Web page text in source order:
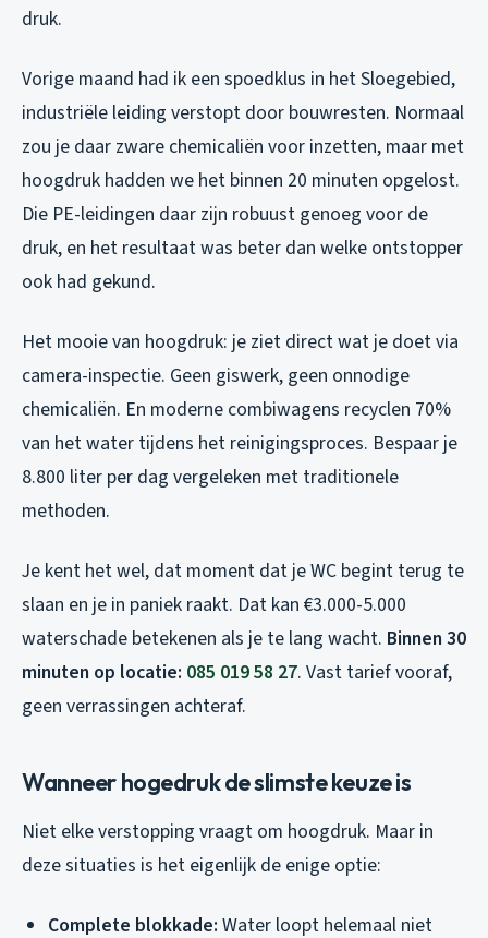
druk.
Vorige maand had ik een spoedklus in het Sloegebied,
industriële leiding verstopt door bouwresten. Normaal
zou je daar zware chemicaliën voor inzetten, maar met
hoogdruk hadden we het binnen 20 minuten opgelost.
Die PE-leidingen daar zijn robuust genoeg voor de
druk, en het resultaat was beter dan welke ontstopper
ook had gekund.
Het mooie van hoogdruk: je ziet direct wat je doet via
camera-inspectie. Geen giswerk, geen onnodige
chemicaliën. En moderne combiwagens recyclen 70%
van het water tijdens het reinigingsproces. Bespaar je
8.800 liter per dag vergeleken met traditionele
methoden.
Je kent het wel, dat moment dat je WC begint terug te
slaan en je in paniek raakt. Dat kan €3.000-5.000
waterschade betekenen als je te lang wacht. Binnen 30
minuten op locatie: 085 019 58 27. Vast tarief vooraf,
geen verrassingen achteraf.
Wanneer hogedruk de slimste keuze is
Niet elke verstopping vraagt om hoogdruk. Maar in
deze situaties is het eigenlijk de enige optie:
Complete blokkade: Water loopt helemaal niet